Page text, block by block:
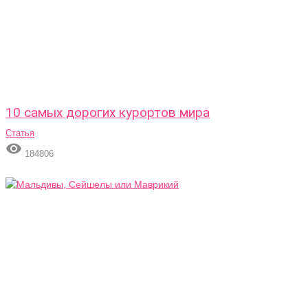
10 самых дорогих курортов мира
Статья
 184806